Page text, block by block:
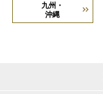
九州・
沖縄